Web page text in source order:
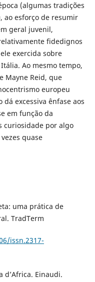
(algumas tradições
ao esforço de resumir
geral juvenil,
fidedignos
exercida sobre
Ao mesmo tempo,
Mayne Reid, que
europeu
excessiva ênfase aos
em função da
curiosidade por algo
quase
uma prática de
TradTerm
issn.2317-
d’Africa. Einaudi.